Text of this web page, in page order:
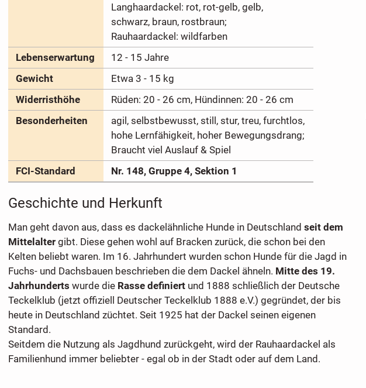
Langhaardackel: rot, rot-gelb, gelb,
schwarz, braun, rostbraun;
Rauhaardackel: wildfarben
Lebenserwartung
12 - 15 Jahre
Gewicht
Etwa 3 - 15 kg
Widerristhöhe
Rüden: 20 - 26 cm, Hündinnen: 20 - 26 cm
Besonderheiten
agil, selbstbewusst, still, stur, treu, furchtlos,
hohe Lernfähigkeit, hoher Bewegungsdrang;
Braucht viel Auslauf & Spiel
FCI-Standard
Nr. 148, Gruppe 4, Sektion 1
Geschichte und Herkunft
Man geht davon aus, dass es dackelähnliche Hunde in Deutschland seit dem
Mittelaltergibt. Diese gehen wohl auf Bracken zurück, die schon bei den
Kelten beliebt waren. Im 16. Jahrhundert wurden schon Hunde für die Jagd in
Fuchs- und Dachsbauen beschrieben die dem Dackel ähneln. Mitte des 19.
Jahrhunderts wurde die Rasse definiertund 1888 schließlich der Deutsche
Teckelklub (jetzt offiziell Deutscher Teckelklub 1888 e.V.) gegründet, der bis
heute in Deutschland züchtet. Seit 1925 hat der Dackel seinen eigenen
Standard.
Seitdem die Nutzung als Jagdhund zurückgeht, wird der Rauhaardackel als
Familienhund immer beliebter - egal ob in der Stadt oder auf dem Land.